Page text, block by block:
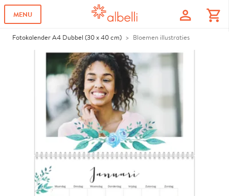
MENU profile shopping_cart
Fotokalender A4 Dubbel (30 x 40 cm) Bloemen illustraties